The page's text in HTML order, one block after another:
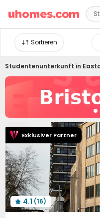

Sortieren
Studentenunterkunft in
Exklusiver Partner
 4.1 (16)